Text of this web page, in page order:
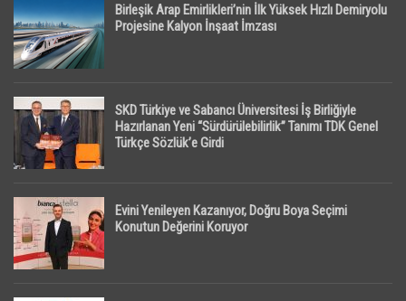
Birleşik Arap Emirlikleri’nin İlk Yüksek Hızlı Demiryolu
Projesine Kalyon İnşaat İmzası
SKD Türkiye ve Sabancı Üniversitesi İş Birliğiyle
Hazırlanan Yeni “Sürdürülebilirlik” Tanımı TDK Genel
Türkçe Sözlük’e Girdi
Evini Yenileyen Kazanıyor, Doğru Boya Seçimi
Konutun Değerini Koruyor